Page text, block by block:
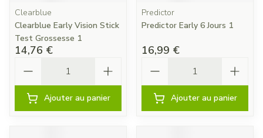
Clearblue
Clearblue Early Vision Stick
Test Grossesse 1
14,76 €
Ajouter au panier
Predictor
Predictor Early 6 Jours 1
16,99 €
Ajouter au panier